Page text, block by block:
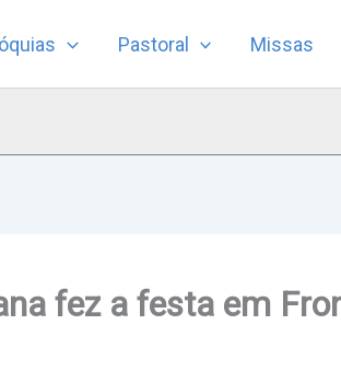
Pastoral Missas
fez a festa em